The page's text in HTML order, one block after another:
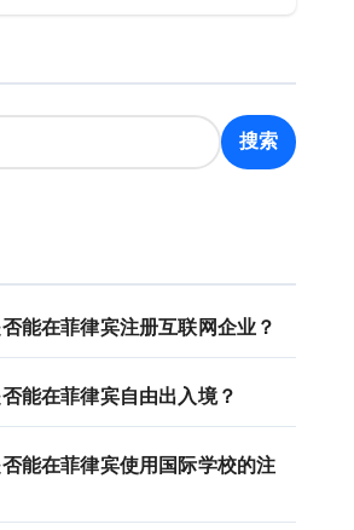
搜索
能在菲律宾注册互联网企业？
能在菲律宾自由出入境？
能在菲律宾使用国际学校的注